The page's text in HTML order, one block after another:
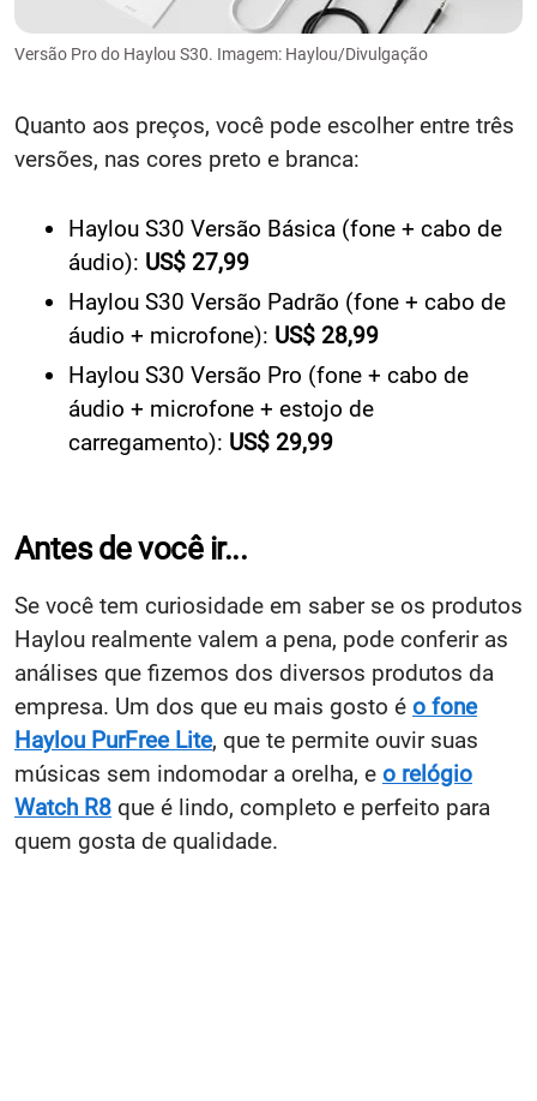
Versão Pro do Haylou S30. Imagem: Haylou/Divulgação
Quanto aos preços, você pode escolher entre três
versões, nas cores preto e branca:
Haylou S30 Versão Básica (fone + cabo de
áudio): US$ 27,99
Haylou S30 Versão Padrão (fone + cabo de
áudio + microfone): US$ 28,99
Haylou S30 Versão Pro (fone + cabo de
áudio + microfone + estojo de
carregamento): US$ 29,99
Antes de você ir...
Se você tem curiosidade em saber se os produtos
Haylou realmente valem a pena, pode conferir as
análises que fizemos dos diversos produtos da
empresa. Um dos que eu mais gosto é o fone
Haylou PurFree Lite, que te permite ouvir suas
músicas sem indomodar a orelha, e o relógio
Watch R8 que é lindo, completo e perfeito para
quem gosta de qualidade.